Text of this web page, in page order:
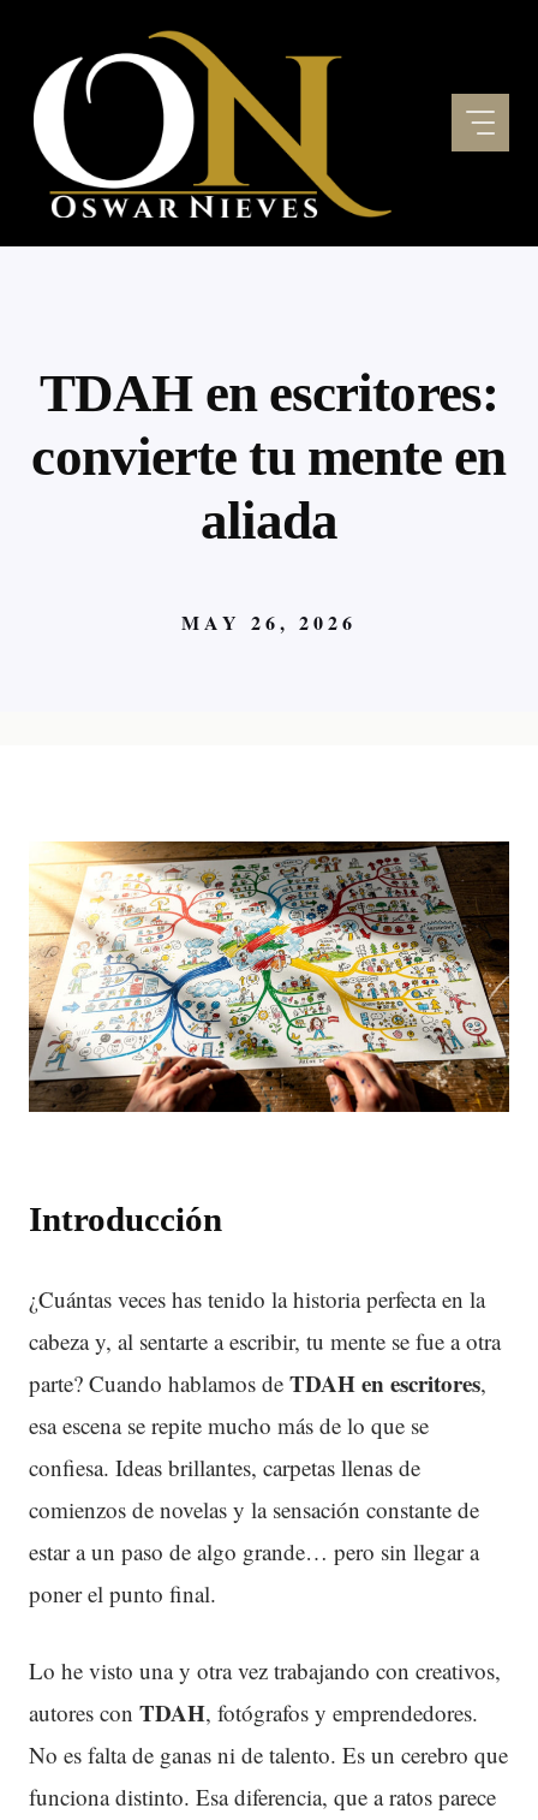
content
TDAH en escritores:
convierte tu mente en
aliada
MAY 26, 2026
Introducción
¿Cuántas veces has tenido la historia perfecta en la
cabeza y, al sentarte a escribir, tu mente se fue a otra
parte? Cuando hablamos de TDAH en escritores,
esa escena se repite mucho más de lo que se
confiesa. Ideas brillantes, carpetas llenas de
comienzos de novelas y la sensación constante de
estar a un paso de algo grande… pero sin llegar a
poner el punto final.
Lo he visto una y otra vez trabajando con creativos,
autores con TDAH, fotógrafos y emprendedores.
No es falta de ganas ni de talento. Es un cerebro que
funciona distinto. Esa diferencia, que a ratos parece